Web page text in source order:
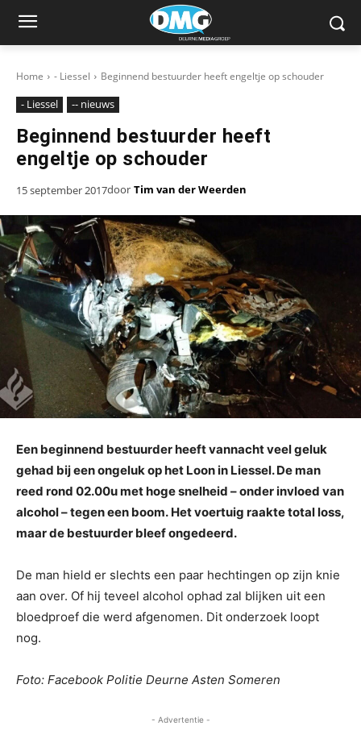
Home - Liessel Beginnend bestuurder heeft engeltje op schouder
- Liessel -- nieuws
Beginnend bestuurder heeft
engeltje op schouder
15 september 2017door Tim van der Weerden
Een beginnend bestuurder heeft vannacht veel geluk
gehad bij een ongeluk op het Loon in Liessel. De man
reed rond 02.00u met hoge snelheid – onder invloed van
alcohol – tegen een boom. Het voertuig raakte total loss,
maar de bestuurder bleef ongedeerd.
De man hield er slechts een paar hechtingen op zijn knie
aan over. Of hij teveel alcohol ophad zal blijken uit een
bloedproef die werd afgenomen. Dit onderzoek loopt
nog.
Foto: Facebook Politie Deurne Asten Someren
- Advertentie -